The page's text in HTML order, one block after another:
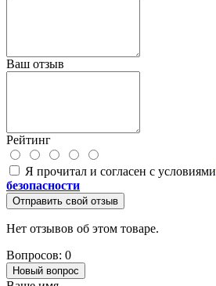
Ваш отзыв
Рейтинг
Я прочитал и согласен с условиями
безопасности
Отправить свой отзыв
Нет отзывов об этом товаре.
Вопросов: 0
Новый вопрос